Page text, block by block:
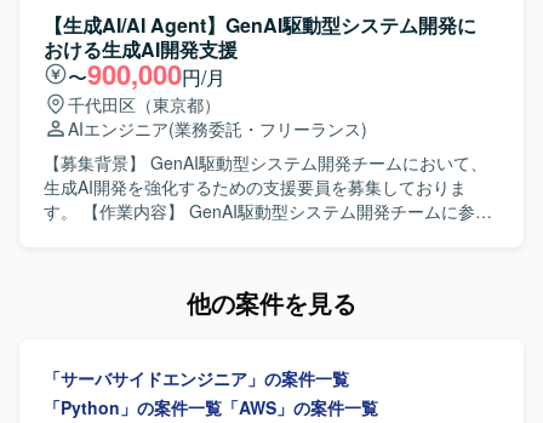
できます。 レコメンドにとどまらず、UGCパーソナライズ
や広告配信最適化など、幅広いML活用領域に関わりながら
キャリアを広げていただけます。 AIツールを前提とした開
発スタイルの中で、少人数でもスピードと品質を両立する
経験を積んでいただけます。 【開発環境】 データ基盤・分
析にはBigQuery、Dataform、Python、Looker Studioを利用
しております。 ML基盤としてGoogle CloudのVertex AIや
Cloud Spannerなどを利用しております。 AI/LLMツールと
してClaude Code、Cursor、Codex、GitHub Copilotなどを
めた全体に関与できるポジションです。最新のLLM・AIエ
ージェント技術やMicrosoft系プラットフォームを活用しな
がら、業務プロセス変革に直結するソリューションを企
画・設計できる点が魅力です。テックリードとして、技術
選定やアーキテクチャ設計を主導し、今後の展開を見据え
た技術的な方向性を決めていく経験を積むことができま
す。 【開発環境】 Pythonを用いたバックエンド開発を中心
に、LLMおよびAIエージェント関連技術、Microsoft Azure
およびMicrosoft AI Platform、Agent Framework、Foundry
フラ自動化基盤（EvoOps）の構築に携わっていただきま
す。AI×インフラ×Pythonを組み合わせた仕組みの設計・実
装・検証を行い、クラウド運用保守の高度化・自動化を推
進していただきます。 【求める人物像】 AIやインフラ領域
の新しい技術への関心が高く、自ら情報収集しながらキャ
ッチアップできる方を求めております。チーム内でのコミ
ュニケーションを大切にし、アジャイルな開発スタイルに
柔軟に対応できる方が望ましいです。 【ポジションの魅
力】 AI Agentとインフラ自動化基盤という先進的な領域に
守の高度化に直接貢献できるポジションです。 【開発環
理の実装・検証を行う開発環境を想定しております。
【生成AI/AI Agent】GenAI駆動型システム開発に
おける生成AI開発支援
〜900,000円/月
千代田区（東京都）
AIエンジニア(業務委託・フリーランス)
【募集背景】 GenAI駆動型システム開発チームにおいて、
生成AI開発を強化するための支援要員を募集しておりま
す。 【作業内容】 GenAI駆動型システム開発チームに参画
エージェントを利用した開発・検証を推進していただきま
す。新しい技術や生成AIに対して前向きにキャッチアップ
し、チームメンバーと連携しながら主体的に動いていただ
他の案件を見る
「サーバサイドエンジニア」の案件一覧
「Python」の案件一覧 「AWS」の案件一覧